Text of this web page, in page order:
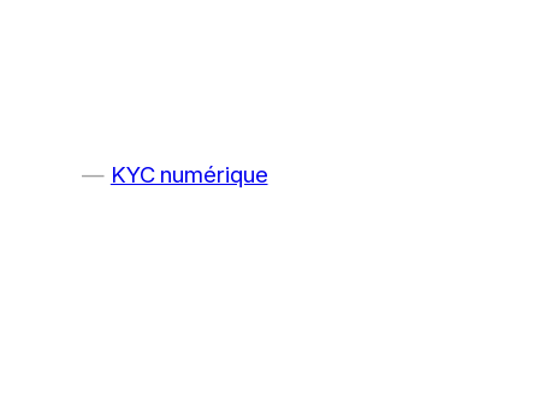
KYC numérique